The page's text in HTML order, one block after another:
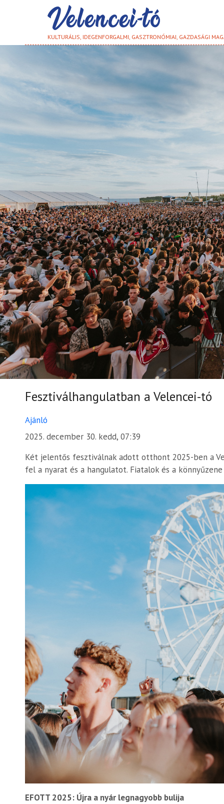
KULTURÁLIS, IDEGENFORGALMI, GASZTRONÓMIAI, GAZDASÁGI
Fesztiválhangulatban a Velencei-tó
Ajánló
2025. december 30. kedd, 07:39
Két jelentős fesztiválnak adott otthont 2025-ben a
fel a nyarat és a hangulatot. Fiatalok és a
EFOTT 2025: Újra a nyár legnagyobb bulija